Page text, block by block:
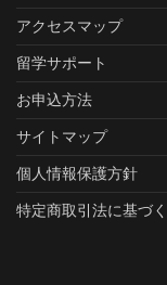
アクセスマップ
留学サポート
お申込方法
サイトマップ
個人情報保護方針
特定商取引法に基づ